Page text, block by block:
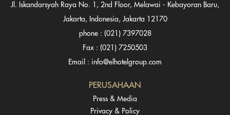
Jl. Iskandarsyah Raya No. 1, 2nd Floor, Melawai - Kebayoran Baru,
Jakarta, Indonesia, Jakarta 12170
phone : (021) 7397028
Fax : (021) 7250503
Email : info@elhotelgroup.com
PERUSAHAAN
Press & Media
Privacy & Policy